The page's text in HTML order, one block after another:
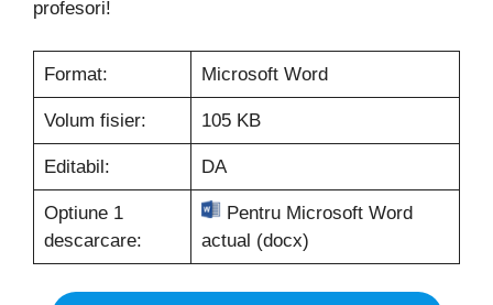
profesori!
Format: Microsoft Word
Volum fisier: 105 KB
Editabil: DA
Optiune 1
descarcare:
Pentru Microsoft Word
actual (docx)